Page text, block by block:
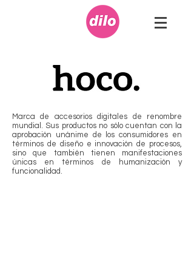
Marca de accesorios digitales de renombre
mundial. Sus productos no sólo cuentan con la
aprobación unánime de los consumidores en
términos de diseño e innovación de procesos,
sino que también tienen manifestaciones
únicas en términos de humanización y
funcionalidad.